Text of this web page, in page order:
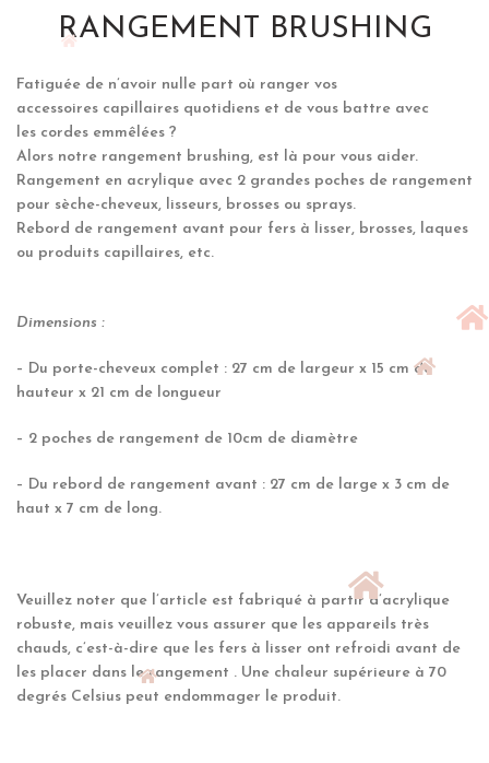
RANGEMENT BRUSHING
Fatiguée de n’avoir nulle part où ranger vos
accessoires capillaires quotidiens et de vous battre avec
les cordes emmêlées ?
Alors notre rangement brushing, est là pour vous aider.
Rangement en acrylique avec 2 grandes poches de rangement
pour sèche-cheveux, lisseurs, brosses ou sprays.
Rebord de rangement avant pour fers à lisser, brosses, laques
ou produits capillaires, etc.
Dimensions :
– Du porte-cheveux complet : 27 cm de largeur x 15 cm de
hauteur x 21 cm de longueur
– 2 poches de rangement de 10cm de diamètre
– Du rebord de rangement avant : 27 cm de large x 3 cm de
haut x 7 cm de long.
Veuillez noter que l’article est fabriqué à partir d’acrylique
robuste, mais veuillez vous assurer que les appareils très
chauds, c’est-à-dire que les fers à lisser ont refroidi avant de
les placer dans le rangement . Une chaleur supérieure à 70
degrés Celsius peut endommager le produit.